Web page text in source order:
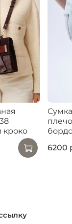
кроко
6200